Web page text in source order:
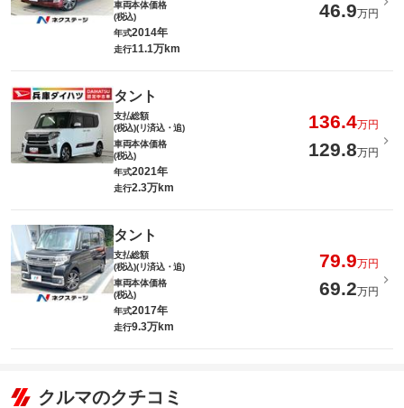
車両本体価格
(税込)
46.9万円
年式2014年
走行11.1万km
タント
支払総額
(税込)(リ済込・追)
136.4万円
車両本体価格
(税込)
129.8万円
年式2021年
走行2.3万km
タント
支払総額
(税込)(リ済込・追)
79.9万円
車両本体価格
(税込)
69.2万円
年式2017年
走行9.3万km
クルマのクチコミ